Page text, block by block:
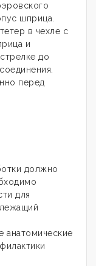
шприца.
в чехле с
и
до
перед
должно
для
анатомические